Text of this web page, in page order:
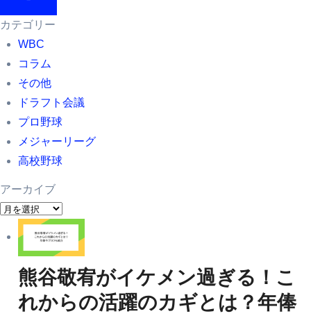
カテゴリー
WBC
コラム
その他
ドラフト会議
プロ野球
メジャーリーグ
高校野球
アーカイブ
ア
熊谷敬宥がイケメン過ぎる！こ
れからの活躍のカギとは？年俸